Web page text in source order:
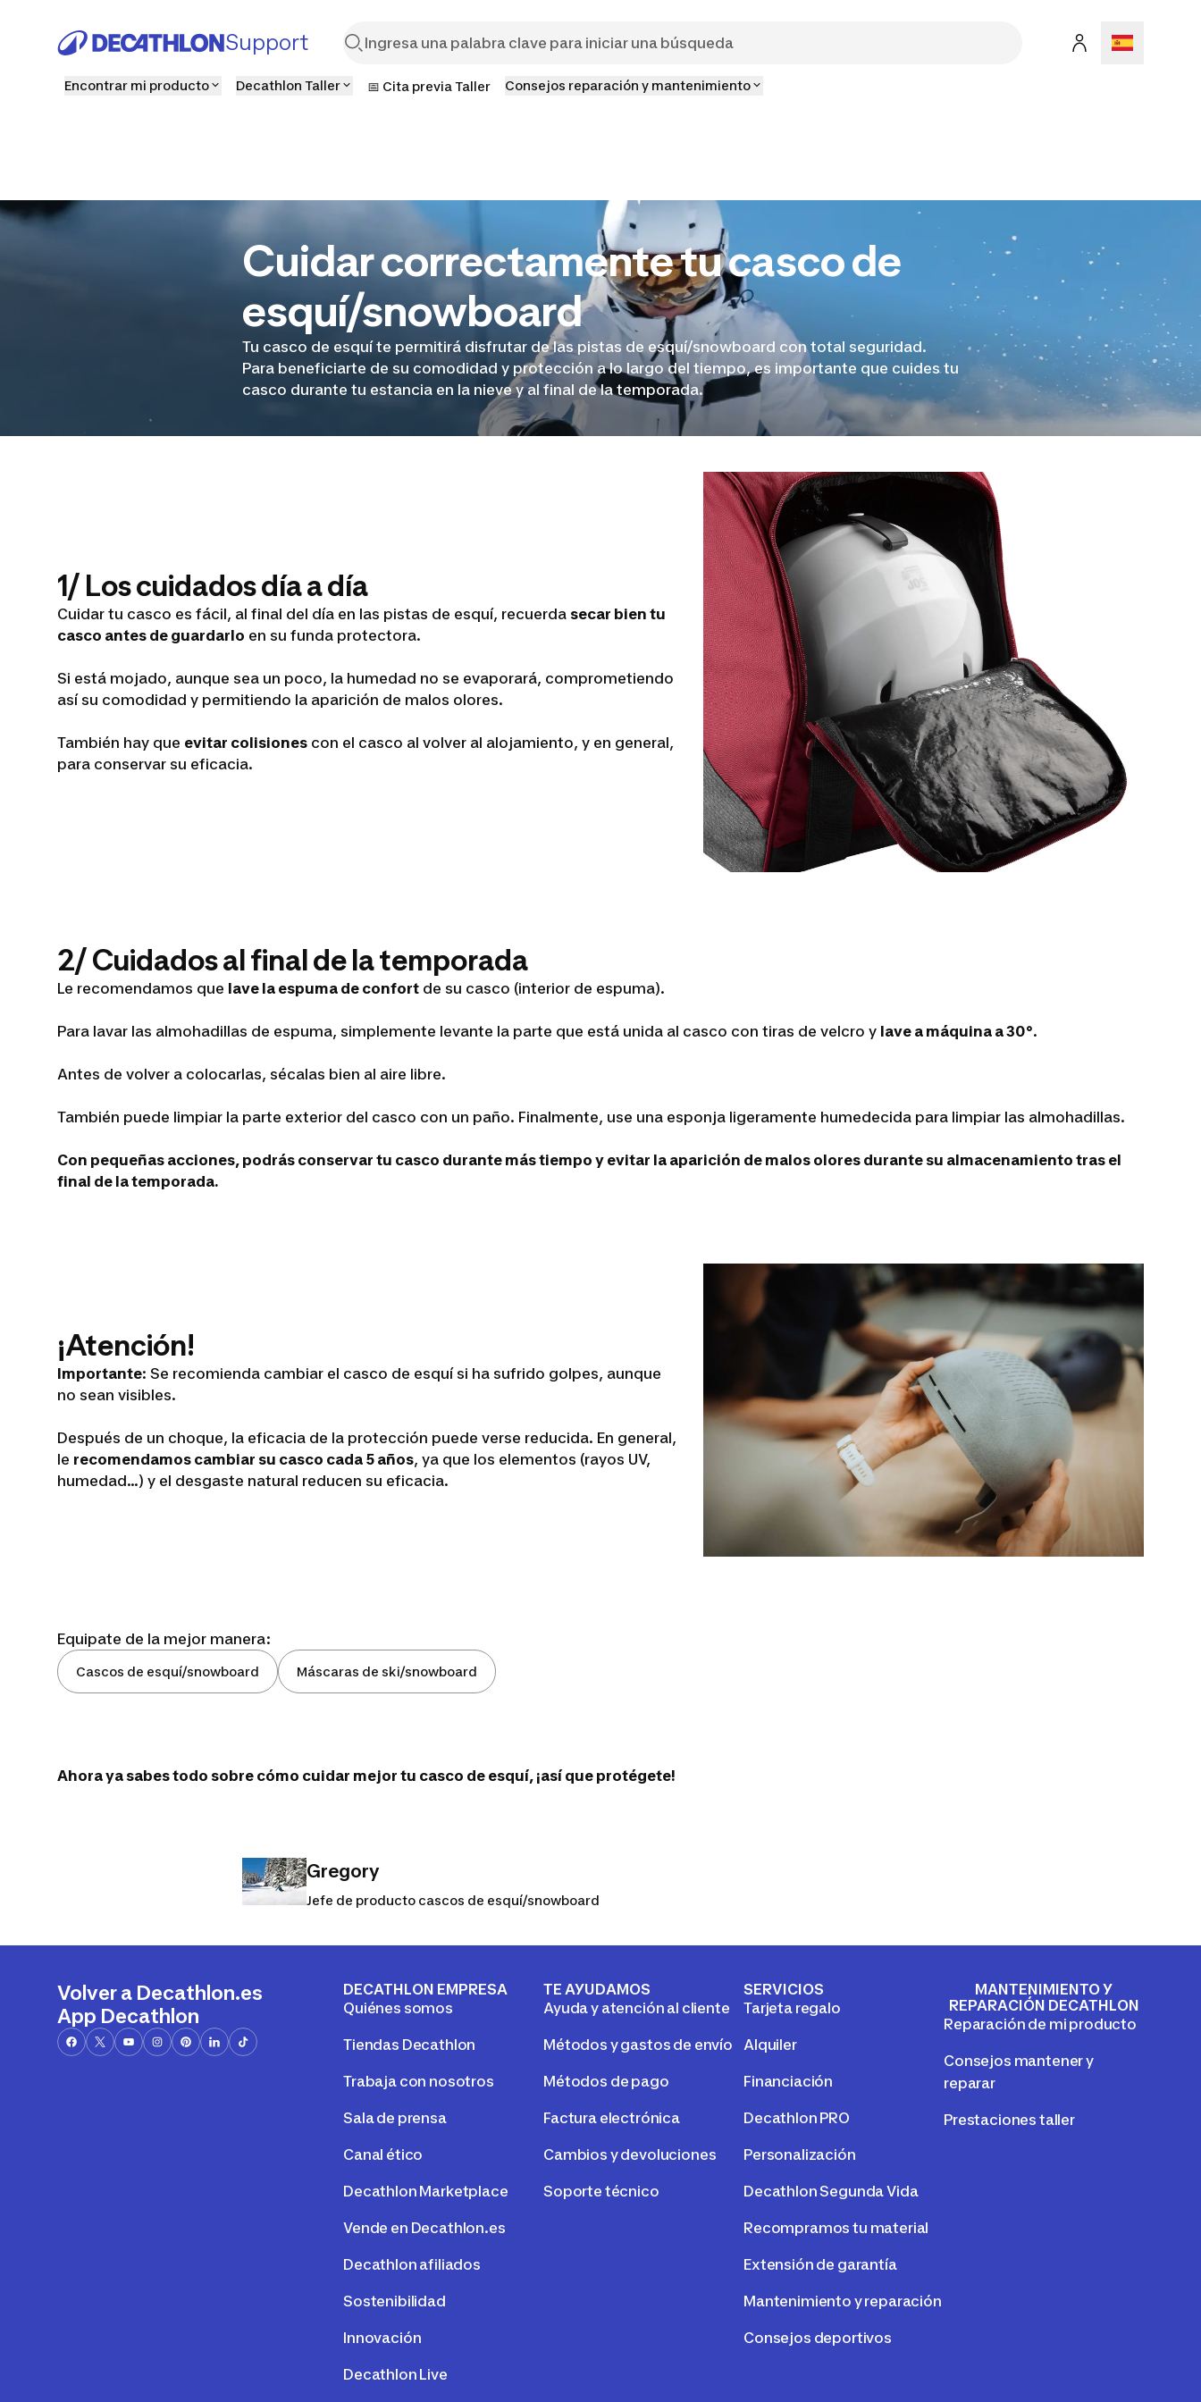
Support
Encontrar mi producto Decathlon Taller 📅 Cita previa Taller Consejos reparación y mantenimiento
Cuidar correctamente tu casco de
esquí/snowboard
Tu casco de esquí te permitirá disfrutar de las pistas de esquí/snowboard con total seguridad.
Para beneficiarte de su comodidad y protección a lo largo del tiempo, es importante que cuides tu
casco durante tu estancia en la nieve y al final de la temporada.
1/ Los cuidados día a día
Cuidar tu casco es fácil, al final del día en las pistas de esquí, recuerda secar bien tu
casco antes de guardarlo en su funda protectora.
Si está mojado, aunque sea un poco, la humedad no se evaporará, comprometiendo
así su comodidad y permitiendo la aparición de malos olores.
También hay que evitar colisiones con el casco al volver al alojamiento, y en general,
para conservar su eficacia.
2/ Cuidados al final de la temporada
Le recomendamos que lave la espuma de confort de su casco (interior de espuma).
Para lavar las almohadillas de espuma, simplemente levante la parte que está unida al casco con tiras de velcro y lave a máquina a 30°.
Antes de volver a colocarlas, sécalas bien al aire libre.
También puede limpiar la parte exterior del casco con un paño. Finalmente, use una esponja ligeramente humedecida para limpiar las almohadillas.
Con pequeñas acciones, podrás conservar tu casco durante más tiempo y evitar la aparición de malos olores durante su almacenamiento tras el
final de la temporada.
¡Atención!
Importante: Se recomienda cambiar el casco de esquí si ha sufrido golpes, aunque
no sean visibles.
Después de un choque, la eficacia de la protección puede verse reducida. En general,
le recomendamos cambiar su casco cada 5 años, ya que los elementos (rayos UV,
humedad...) y el desgaste natural reducen su eficacia.
Equipate de la mejor manera:
Cascos de esquí/snowboard Máscaras de ski/snowboard
Ahora ya sabes todo sobre cómo cuidar mejor tu casco de esquí, ¡así que protégete!
Gregory
Jefe de producto cascos de esquí/snowboard
Volver a Decathlon.es
App Decathlon
DECATHLON EMPRESA
Quiénes somos
Tiendas Decathlon
Trabaja con nosotros
Sala de prensa
Canal ético
Decathlon Marketplace
Vende en Decathlon.es
Decathlon afiliados
Sostenibilidad
Innovación
Decathlon Live
TE AYUDAMOS
Ayuda y atención al cliente
Métodos y gastos de envío
Métodos de pago
Factura electrónica
Cambios y devoluciones
Soporte técnico
SERVICIOS
Tarjeta regalo
Alquiler
Financiación
Decathlon PRO
Personalización
Decathlon Segunda Vida
Recompramos tu material
Extensión de garantía
Mantenimiento y reparación
Consejos deportivos
MANTENIMIENTO Y
REPARACIÓN DECATHLON
Reparación de mi producto
Consejos mantener y
reparar
Prestaciones taller